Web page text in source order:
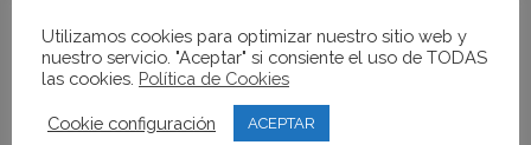
Utilizamos cookies para optimizar nuestro sitio web y
nuestro servicio. "Aceptar" si consiente el uso de TODAS
las cookies. Política de Cookies
Cookie configuración ACEPTAR